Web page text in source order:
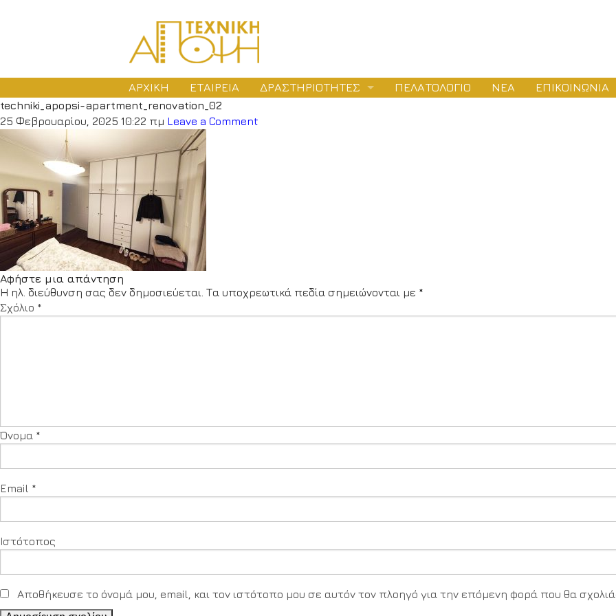
ΑΡΧΙΚΗ ΕΤΑΙΡΕΙΑ
ΔΡΑΣΤΗΡΙΟΤΗΤΕΣ
ΠΕΛΑΤΟΛΟΓΙΟ ΝΕΑ ΕΠΙΚΟΙΝΩΝΙΑ
techniki_apopsi-apartment_renovation_02
25 Φεβρουαρίου, 2025 10:22 πμ Leave a Comment
Αφήστε μια απάντηση
Η ηλ. διεύθυνση σας δεν δημοσιεύεται. Τα υποχρεωτικά πεδία σημειώνονται με *
Σχόλιο *
Όνομα *
Email *
Ιστότοπος
Αποθήκευσε το όνομά μου, email, και τον ιστότοπο μου σε αυτόν τον πλοηγό για την επόμενη φορά που θα